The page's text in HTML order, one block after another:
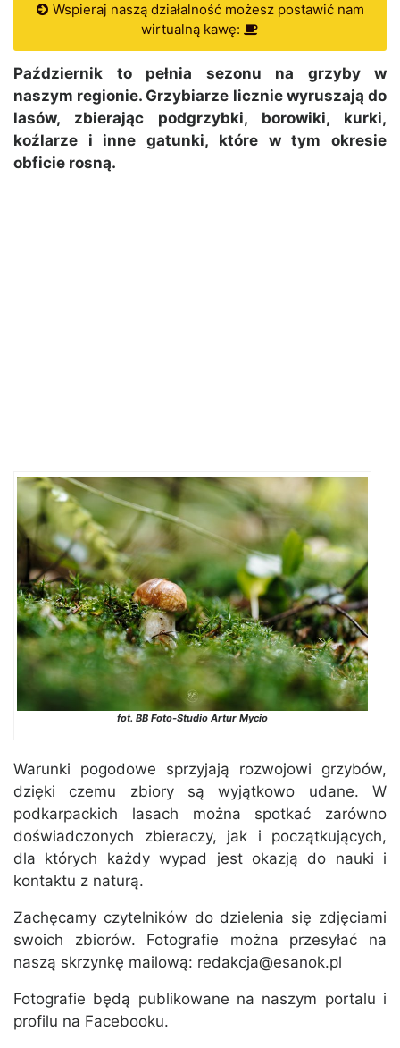
Wspieraj naszą działalność możesz postawić nam
wirtualną kawę:
Październik to pełnia sezonu na grzyby w
naszym regionie. Grzybiarze licznie wyruszają do
lasów, zbierając podgrzybki, borowiki, kurki,
koźlarze i inne gatunki, które w tym okresie
obficie rosną.
fot. BB Foto-Studio Artur Mycio
Warunki pogodowe sprzyjają rozwojowi grzybów,
dzięki czemu zbiory są wyjątkowo udane. W
podkarpackich lasach można spotkać zarówno
doświadczonych zbieraczy, jak i początkujących,
dla których każdy wypad jest okazją do nauki i
kontaktu z naturą.
Zachęcamy czytelników do dzielenia się zdjęciami
swoich zbiorów. Fotografie można przesyłać na
naszą skrzynkę mailową: redakcja@esanok.pl
Fotografie będą publikowane na naszym portalu i
profilu na Facebooku.